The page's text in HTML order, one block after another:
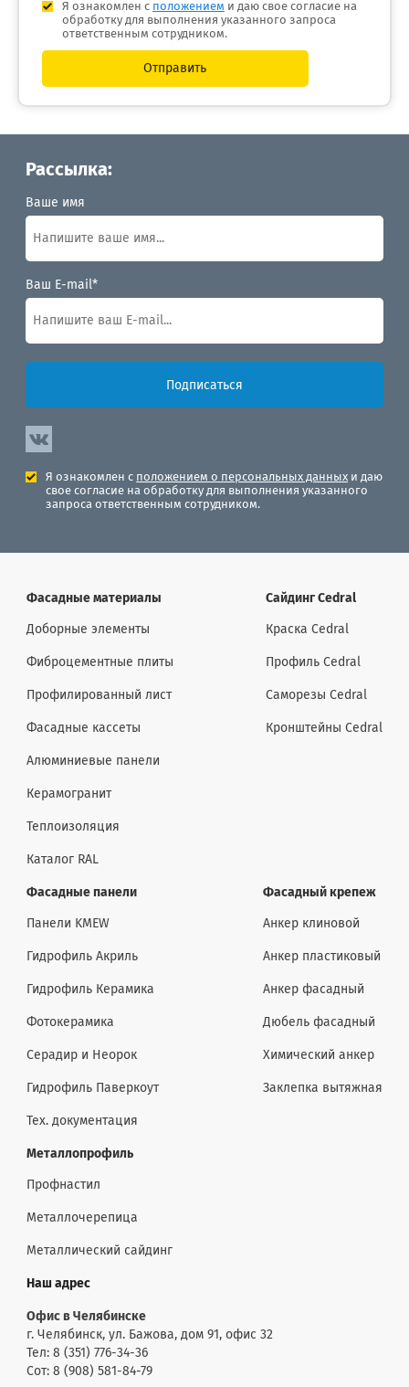
Я ознакомлен с положением и даю свое согласие на
обработку для выполнения указанного запроса
ответственным сотрудником.
Отправить
Рассылка:
Ваше имя
Ваш E-mail*
Подписаться
Я ознакомлен с положением о персональных данных и даю
свое согласие на обработку для выполнения указанного
запроса ответственным сотрудником.
Фасадные материалы
Доборные элементы
Фиброцементные плиты
Профилированный лист
Фасадные кассеты
Алюминиевые панели
Керамогранит
Теплоизоляция
Каталог RAL
Сайдинг Cedral
Краска Cedral
Профиль Cedral
Саморезы Cedral
Кронштейны Cedral
Фасадные панели
Панели KMEW
Гидрофиль Акриль
Гидрофиль Керамика
Фотокерамика
Серадир и Неорок
Гидрофиль Паверкоут
Тех. документация
Фасадный крепеж
Анкер клиновой
Анкер пластиковый
Анкер фасадный
Дюбель фасадный
Химический анкер
Заклепка вытяжная
Металлопрофиль
Профнастил
Металлочерепица
Металлический сайдинг
Наш адрес
Офис в Челябинске
г. Челябинск, ул. Бажова, дом 91, офис 32
Тел: 8 (351) 776-34-36
Сот: 8 (908) 581-84-79